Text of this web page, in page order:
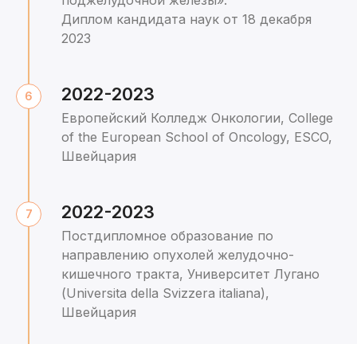
Диплом кандидата наук от 18 декабря
2023
2022-2023
Европейский Колледж Онкологии, College
of the European School of Oncology, ESCO,
Швейцария
2022-2023
Постдипломное образование по
направлению опухолей желудочно-
кишечного тракта, Университет Лугано
(Universita della Svizzera italiana),
Швейцария